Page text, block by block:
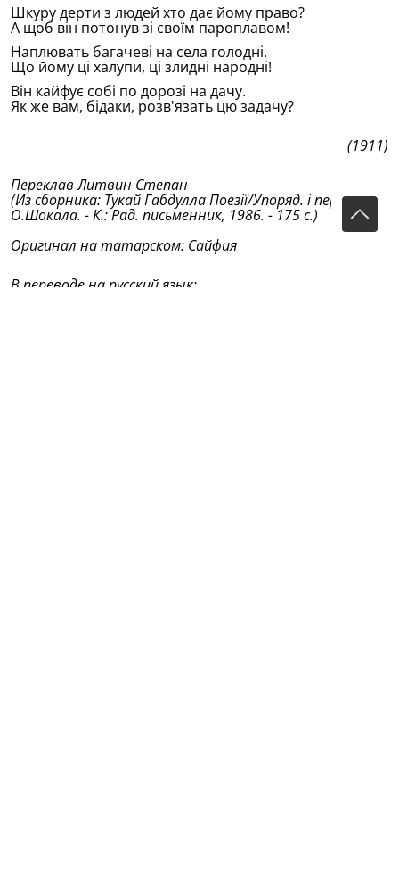
Шкуру дерти з людей хто дає йому право?
А щоб він потонув зі своїм пароплавом!
Наплювать багачеві на села голодні.
Що йому ці халупи, ці злидні народні!
Він кайфує собі по дорозі на дачу.
Як же вам, бідаки, розв'язать цю задачу?
(1911)
Переклав Литвин Степан
(Из сборника: Тукай Габдулла Поезiï/Упоряд. i передм.
О.Шокала. - К.: Рад. письменник, 1986. - 175 с.)
Оригинал на татарском: Сайфия
В переводе на русский язык: